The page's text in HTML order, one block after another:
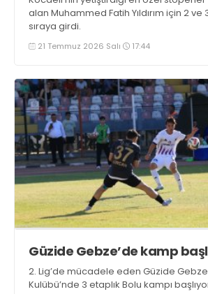
alan Muhammed Fatih Yıldırım için 2 ve
sıraya girdi.
21 Temmuz 2026 Salı 17:44
Güzide Gebze’de kamp
2. Lig’de mücadele eden Güzide
Kulübü’nde 3 etaplık Bolu kampı